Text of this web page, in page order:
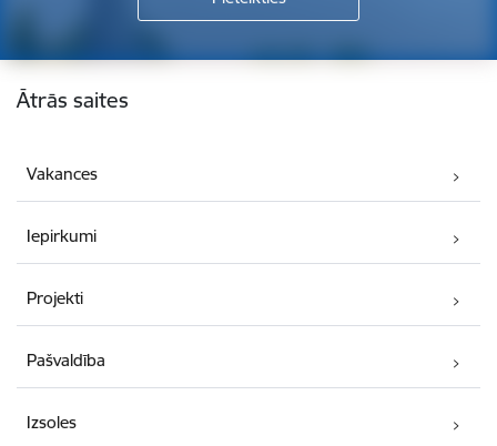
Kājene
Ātrās saites
Vakances
Iepirkumi
Projekti
Pašvaldība
Izsoles